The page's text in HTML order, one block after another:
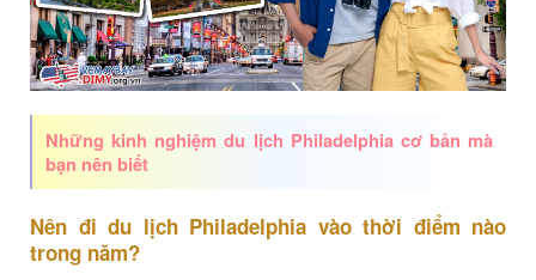
Những kinh nghiệm du lịch Philadelphia cơ bản mà
bạn nên biết
Nên đi du lịch Philadelphia vào thời điểm nào
trong năm?